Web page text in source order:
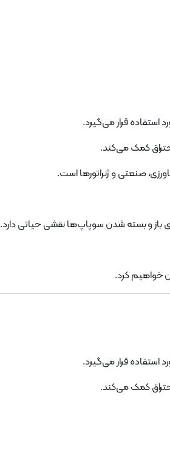
استفاده قرار می‌گیرد.
کمک می‌کند.
صنعتی و ژنراتورها است.
باز و بسته شدن سوپاپ‌ها نقشی حیاتی دارد.
خواهیم کرد.
استفاده قرار می‌گیرد.
کمک می‌کند.